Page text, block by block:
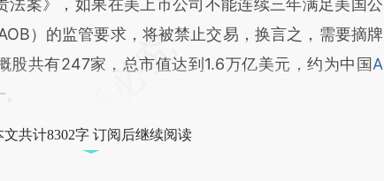
法案》，如果在美上市公司不能连续三年满足美国公
）的监管要求，将被禁止交易，换言之，需要摘牌
股共有247家，总市值达到1.6万亿美元，约为中国A
文共计8302字 订阅后继续阅读